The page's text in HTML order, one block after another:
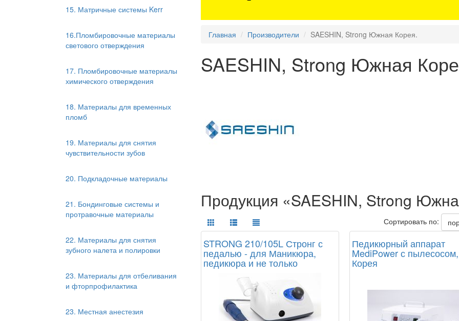
15. Матричные системы Kerr
16.Пломбировочные материалы
светового отверждения
17. Пломбировочные материалы
химического отверждения
18. Материалы для временных
пломб
19. Материалы для снятия
чувствительности зубов
20. Подкладочные материалы
21. Бондинговые системы и
протравочные материалы
22. Материалы для снятия
зубного налета и полировки
23. Материалы для отбеливания
и фторпрофилактика
23. Местная анестезия
Главная Производители SAESHIN, Strong Южная Корея.
SAESHIN, Strong Южная
Продукция «SAESHIN, Strong
Сортировать по:
STRONG 210/105L Стронг с
педалью - для Маникюра,
педикюра и не только
Педикюрный аппарат
MediPower с пылесосом,
Корея